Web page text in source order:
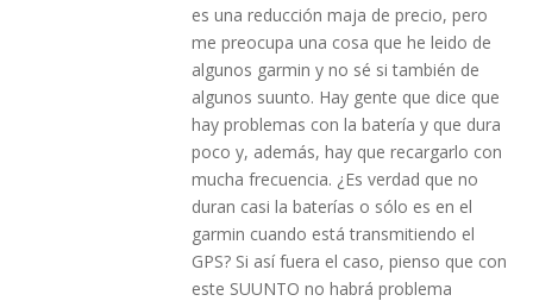
es una reducción maja de precio, pero
me preocupa una cosa que he leido de
algunos garmin y no sé si también de
algunos suunto. Hay gente que dice que
hay problemas con la batería y que dura
poco y, además, hay que recargarlo con
mucha frecuencia. ¿Es verdad que no
duran casi la baterías o sólo es en el
garmin cuando está transmitiendo el
GPS? Si así fuera el caso, pienso que con
este SUUNTO no habrá problema